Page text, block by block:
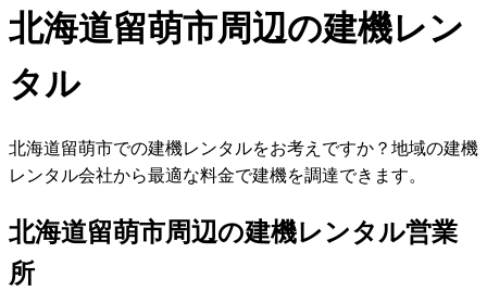
北海道留萌市周辺の建機レン
タル
北海道留萌市での建機レンタルをお考えですか？地域の建機
レンタル会社から最適な料金で建機を調達できます。
北海道留萌市周辺の建機レンタル営業
所